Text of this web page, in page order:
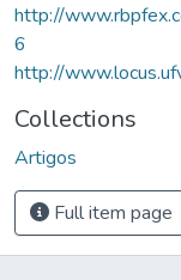
http://
6
http://
Collections
Artigos
Full item page